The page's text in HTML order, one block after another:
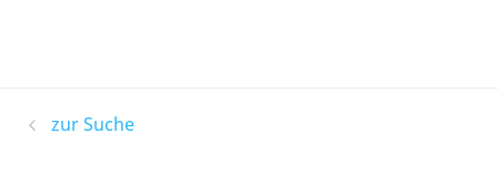
zur Suche